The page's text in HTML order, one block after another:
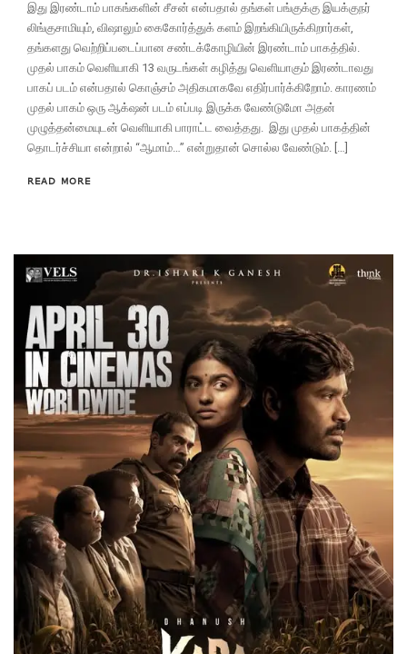
இது இரண்டாம் பாகங்களின் சீசன் என்பதால் தங்கள் பங்குக்கு இயக்குநர்
லிங்குசாமியும், விஷாலும் கைகோர்த்துக் களம் இறங்கியிருக்கிறார்கள்,
தங்களது வெற்றிப்படைப்பான சண்டக்கோழியின் இரண்டாம் பாகத்தில்.
முதல் பாகம் வெளியாகி 13 வருடங்கள் கழித்து வெளியாகும் இரண்டாவது
பாகப் படம் என்பதால் கொஞ்சம் அதிகமாகவே எதிர்பார்க்கிறோம். காரணம்
முதல் பாகம் ஒரு ஆக்‌ஷன் படம் எப்படி இருக்க வேண்டுமோ அதன்
முழுத்தன்மையுடன் வெளியாகி பாராட்ட வைத்தது. இது முதல் பாகத்தின்
தொடர்ச்சியா என்றால் “ஆமாம்…” என்றுதான் சொல்ல வேண்டும். […]
READ MORE